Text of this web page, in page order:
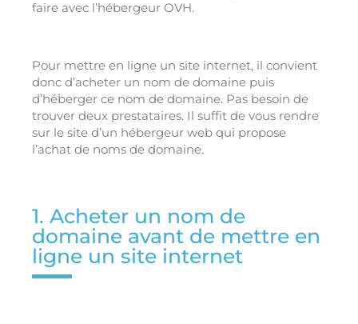
faire avec l’hébergeur OVH.
Pour mettre en ligne un site internet, il convient
donc d’acheter un nom de domaine puis
d’héberger ce nom de domaine. Pas besoin de
trouver deux prestataires. Il suffit de vous rendre
sur le site d’un hébergeur web qui propose
l’achat de noms de domaine.
1. Acheter un nom de
domaine avant de mettre en
ligne un site internet